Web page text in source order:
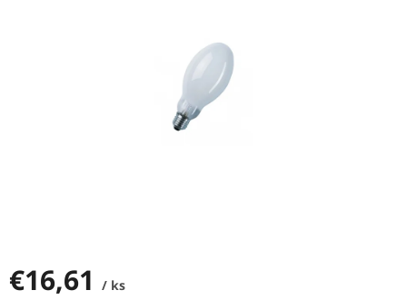
€16,61
/ ks